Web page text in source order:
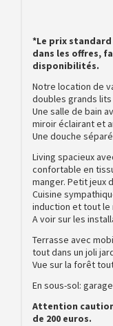
*Le prix standard
dans les offres,
disponibilités.
Notre location de
doubles grands lits
Une salle de bain
miroir éclairant et
Une douche
Living spacieux
confortable en
manger. Petit jeux
Cuisine
induction et tout le
A voir sur les
Terrasse avec
tout dans un joli
Vue sur la forêt
En sous-sol:
Attention
de 200 euros.